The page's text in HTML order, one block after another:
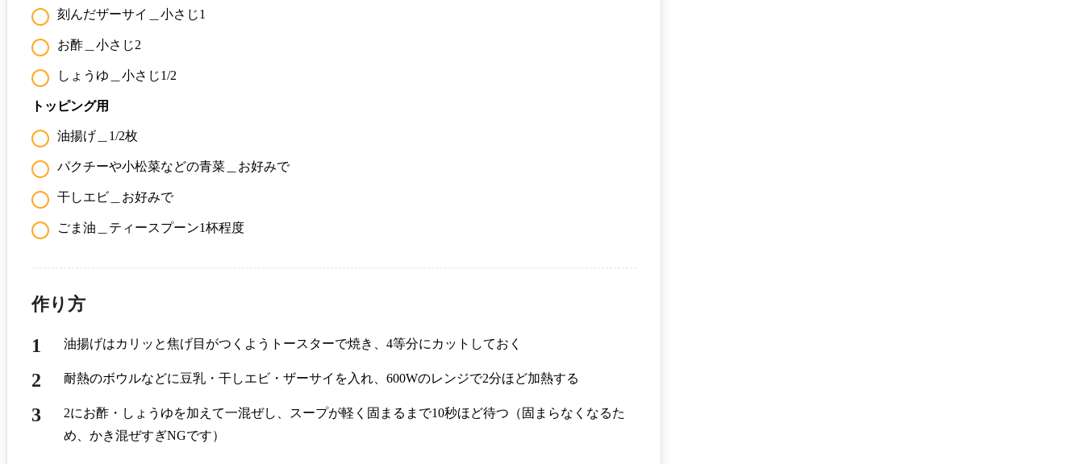
刻んだザーサイ＿小さじ1
お酢＿小さじ2
しょうゆ＿小さじ1/2
トッピング用
油揚げ＿1/2枚
パクチーや小松菜などの青菜＿お好みで
干しエビ＿お好みで
ごま油＿ティースプーン1杯程度
作り方
油揚げはカリッと焦げ目がつくようトースターで焼き、4等分にカットしておく
耐熱のボウルなどに豆乳・干しエビ・ザーサイを入れ、600Wのレンジで2分ほど加熱する
2にお酢・しょうゆを加えて一混ぜし、スープが軽く固まるまで10秒ほど待つ（固まらなくなるた
め、かき混ぜすぎNGです）